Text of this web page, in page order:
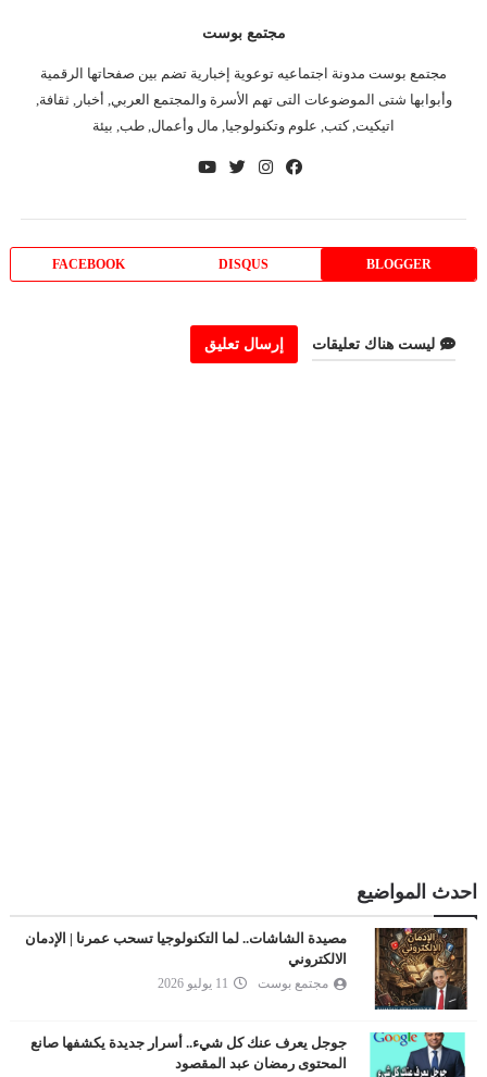
مجتمع بوست
مجتمع بوست مدونة اجتماعيه توعوية إخبارية تضم بين صفحاتها الرقمية
وأبوابها شتى الموضوعات التى تهم الأسرة والمجتمع العربي, أخبار, ثقافة,
اتيكيت, كتب, علوم وتكنولوجيا, مال وأعمال, طب, بيئة
BLOGGER
DISQUS
FACEBOOK
ليست هناك تعليقات إرسال تعليق
احدث المواضيع
مصيدة الشاشات.. لما التكنولوجيا تسحب عمرنا | الإدمان
الالكتروني
مجتمع بوست 11 يوليو 2026
جوجل يعرف عنك كل شيء.. أسرار جديدة يكشفها صانع
المحتوى رمضان عبد المقصود